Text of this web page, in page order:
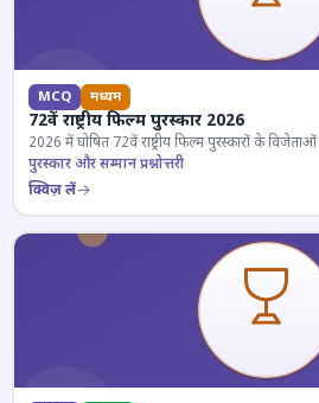
MCQ मध्यम
72वें राष्ट्रीय फिल्म पुरस्कार 2026
2026 में घोषित 72वें राष्ट्रीय फिल्म पुरस्कारों के विजेताओं
पुरस्कार और सम्मान प्रश्नोत्तरी
क्विज़ लें